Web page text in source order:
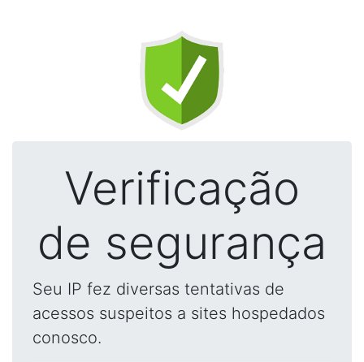
Verificação
de segurança
Seu IP fez diversas tentativas de
acessos suspeitos a sites hospedados
conosco.